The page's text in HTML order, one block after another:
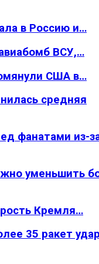
в Россию и…
ВСУ,…
США в…
средняя
фанатами из-
уменьшить
Кремля…
35 ракет